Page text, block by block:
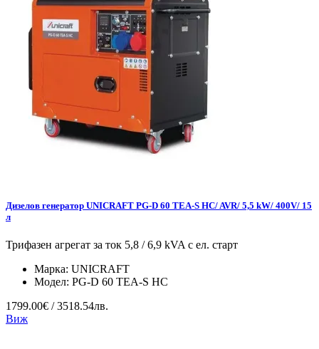
Дизелов генератор UNICRAFT PG-D 60 TEA-S HC/ AVR/ 5,5 kW/ 400V/ 15
л
Трифазен агрегат за ток 5,8 / 6,9 kVA с ел. старт
Марка: UNICRAFT
Модел: PG-D 60 TEA-S HC
1799.00€ / 3518.54лв.
Виж